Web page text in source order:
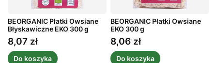
BEORGANIC Płatki Owsiane
Błyskawiczne EKO 300 g
Cena
8,07 zł
Do koszyka
BEORGANIC Płatki Owsiane
EKO 300 g
Cena
8,06 zł
Do koszyka